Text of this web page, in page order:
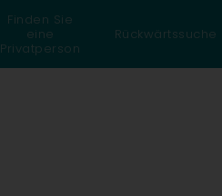
Finden Sie
eine
Privatperson
Rückwärtssuche